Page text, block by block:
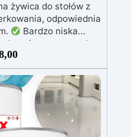
żywica do stołów z
odpowiednia
Bardzo niska
bezpieczną pracę bez
na zarysowania i
UV i wysokiej jakości
lepkość, eliminująca
gładkie
i nietoksyczna,
certyfikowana do
ze skórą.